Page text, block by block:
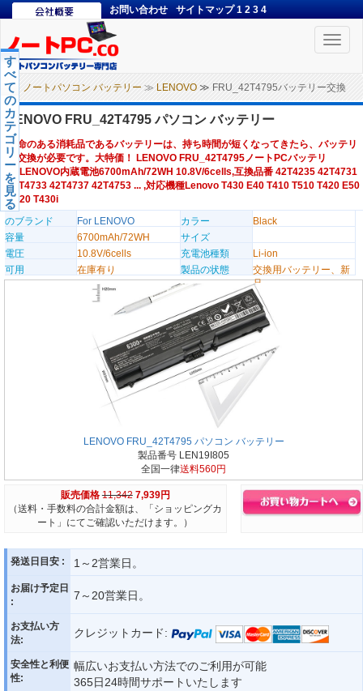
お問い合わせ サイトマップ 1 2 3 4
Toggle
ノートパソコン バッテリー ≫ LENOVO ≫ FRU_42T4795バッテリー交換
す
べ
て
の
カ
テ
ゴ
リ
ー
を
見
る
LENOVO FRU_42T4795 パソコン バッテリー
寿命のある消耗品であるバッテリーは、持ち時間が短くなってきたら、バッテリ
ー交換が必要です。大特価！ LENOVO FRU_42T4795ノートPCバッテリ
ー,LENOVO内蔵電池6700mAh/72WH 10.8V/6cells,互換品番 42T4235 42T4731
42T4733 42T4737 42T4753 ... ,対応機種Lenovo T430 E40 T410 T510 T420 E50
E520 T430i
のブランド
For LENOVO カラー
Black
容量
6700mAh/72WH
サイズ
電圧
10.8V/6cells 充電池種類
Li-ion
可用
在庫有り 製品の状態
交換用バッテリー、新
品
LENOVO FRU_42T4795 パソコン バッテリー
製品番号 LEN19I805
全国一律送料560円
販売価格 11,342 7,939円
（送料・手数料の合計金額は、「ショッピングカ
ート」にてご確認いただけます。）
発送日目安 : 1～2営業日。
お届け予定日
:
7～20営業日。
お支払い方
法:
クレジットカード:
安全性と利便
性:
幅広いお支払い方法でのご利用が可能
365日24時間サポートいたします